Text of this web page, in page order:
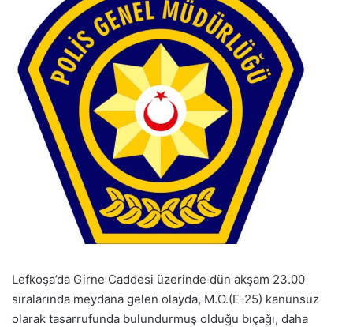
Lefkoşa’da Girne Caddesi üzerinde dün akşam 23.00
sıralarında meydana gelen olayda, M.O.(E-25) kanunsuz
olarak tasarrufunda bulundurmuş olduğu bıçağı, daha